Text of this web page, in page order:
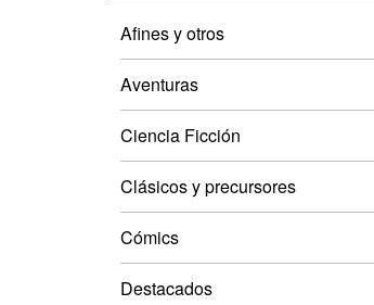
Afines y otros
Aventuras
Ciencia Ficción
Clásicos y precursores
Cómics
Destacados